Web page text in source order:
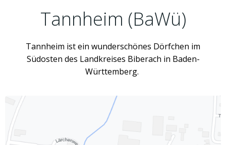
Tannheim (BaWü)
Tannheim ist ein wunderschönes Dörfchen im
Südosten des Landkreises Biberach in Baden-
Württemberg.